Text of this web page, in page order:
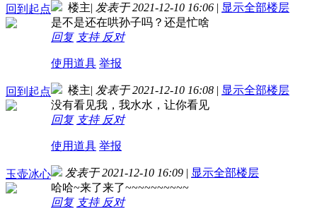
回到起点 楼主| 发表于 2021-12-10 16:06 | 显示全部楼层
是不是还在哄孙子吗？还是忙啥
回复 支持 反对
使用道具 举报
回到起点 楼主| 发表于 2021-12-10 16:08 | 显示全部楼层
没有看见我，我水水，让你看见
回复 支持 反对
使用道具 举报
玉壶冰心 发表于 2021-12-10 16:09 | 显示全部楼层
哈哈~来了来了~~~~~~~~~~
回复 支持 反对